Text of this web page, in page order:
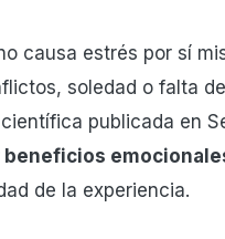
causa estrés por sí
soledad o falta
publicada en
de la experiencia.